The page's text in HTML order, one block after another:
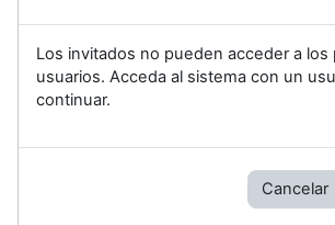
Los invitados no pueden acceder a los
usuarios. Acceda al sistema con un
continuar.
Cancelar